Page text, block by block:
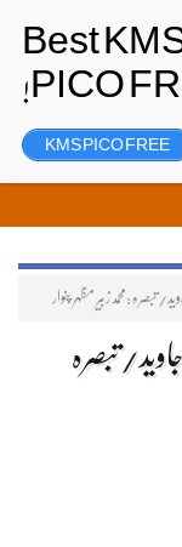
:محمدزبیر مظہر پنوار
تبصرہ
KMS PICO FREE